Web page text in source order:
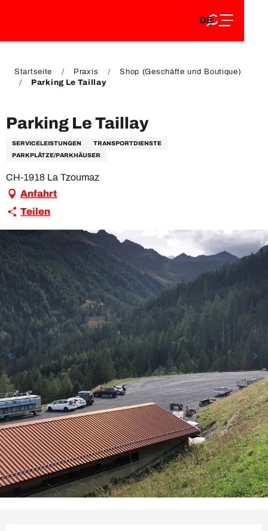
EN
DE
FR
Startseite Praxis
Shop (Geschäfte und Boutique)
Parking Le Taillay
Parking Le Taillay
SERVICELEISTUNGEN
TRANSPORTDIENSTE
PARKPLÄTZE/PARKHÄUSER
CH-1918 La Tzoumaz
Anfahrt
Teilen